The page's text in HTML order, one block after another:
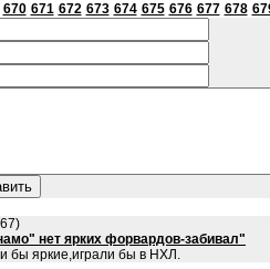
670 671 672 673 674 675 676 677 678
нет ярких форвардов-забивал"
бы яркие,играли бы в НХЛ.